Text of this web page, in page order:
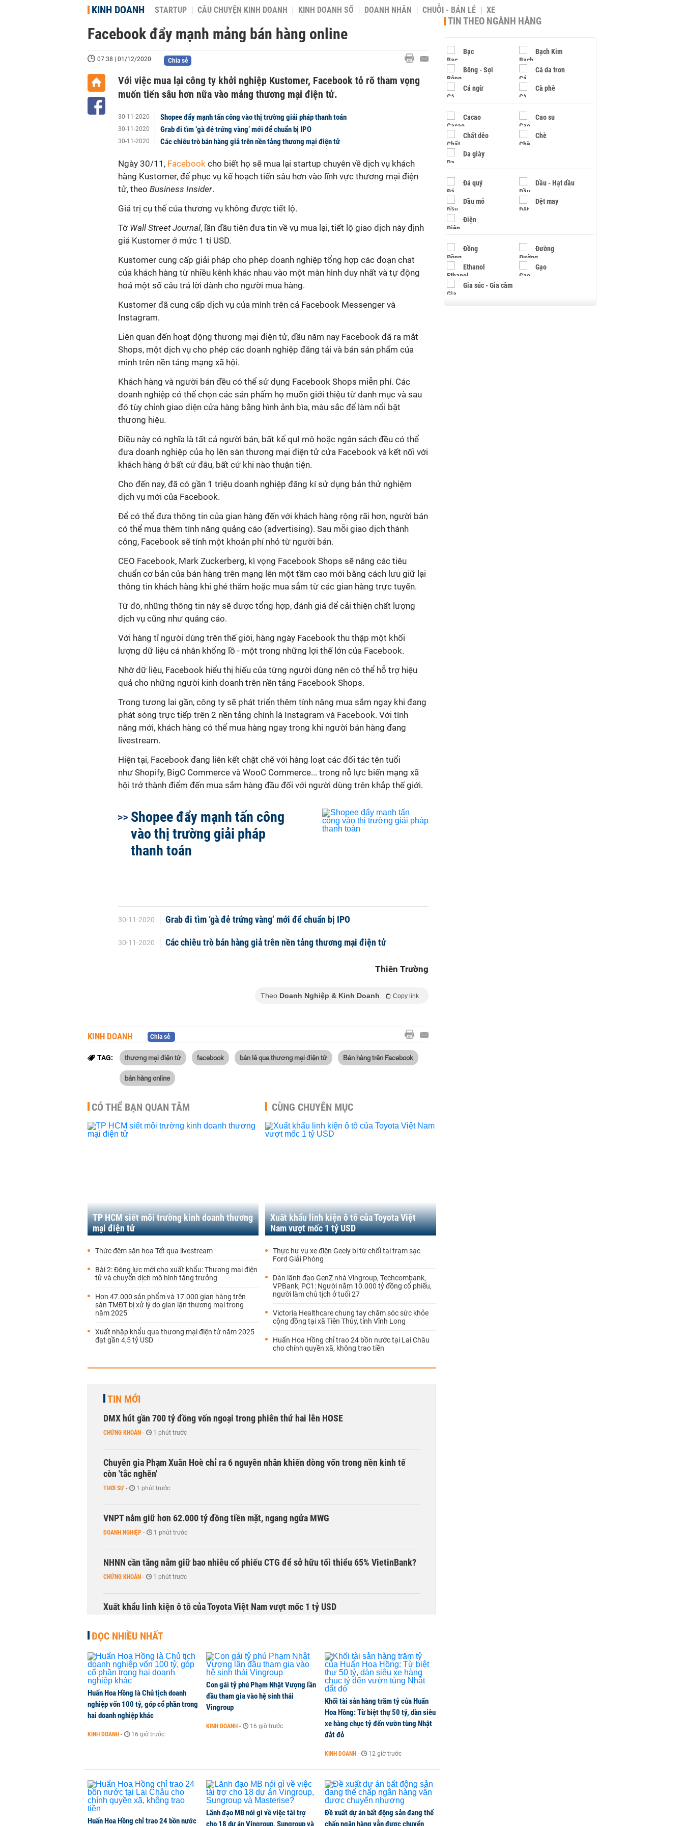
KINH DOANH STARTUP CÂU CHUYỆN KINH DOANH KINH DOANH SỐ DOANH NHÂN CHUỖI - BÁN LẺ XE
Facebook đẩy mạnh mảng bán hàng online
07:38 | 01/12/2020 Chia sẻ
Với việc mua lại công ty khởi nghiệp Kustomer, Facebook tỏ rõ tham vọng
muốn tiến sâu hơn nữa vào mảng thương mại điện tử.
30-11-2020 Shopee đẩy mạnh tấn công vào thị trường giải pháp thanh toán
30-11-2020 Grab đi tìm ‘gà đẻ trứng vàng’ mới để chuẩn bị IPO
30-11-2020 Các chiêu trò bán hàng giả trên nền tảng thương mại điện tử
Ngày 30/11, Facebook cho biết họ sẽ mua lại startup chuyên về dịch vụ khách
hàng Kustomer, để phục vụ kế hoạch tiến sâu hơn vào lĩnh vực thương mại điện
tử, theo Business Insider.
Giá trị cụ thể của thương vụ không được tiết lộ.
Tờ Wall Street Journal, lần đầu tiên đưa tin về vụ mua lại, tiết lộ giao dịch này định
giá Kustomer ở mức 1 tỉ USD.
Kustomer cung cấp giải pháp cho phép doanh nghiệp tổng hợp các đoạn chat
của khách hàng từ nhiều kênh khác nhau vào một màn hình duy nhất và tự động
hoá một số câu trả lời dành cho người mua hàng.
Kustomer đã cung cấp dịch vụ của mình trên cả Facebook Messenger và
Instagram.
Liên quan đến hoạt động thương mại điện tử, đầu năm nay Facebook đã ra mắt
Shops, một dịch vụ cho phép các doanh nghiệp đăng tải và bán sản phẩm của
mình trên nền tảng mạng xã hội.
Khách hàng và người bán đều có thể sử dụng Facebook Shops miễn phí. Các
doanh nghiệp có thể chọn các sản phẩm họ muốn giới thiệu từ danh mục và sau
đó tùy chỉnh giao diện cửa hàng bằng hình ảnh bìa, màu sắc để làm nổi bật
thương hiệu.
Điều này có nghĩa là tất cả người bán, bất kể quI mô hoặc ngân sách đều có thể
đưa doanh nghiệp của họ lên sàn thương mại điện tử cửa Facebook và kết nối với
khách hàng ở bất cứ đâu, bất cứ khi nào thuận tiện.
Cho đến nay, đã có gần 1 triệu doanh nghiệp đăng kí sử dụng bản thử nghiệm
dịch vụ mới của Facebook.
Để có thể đưa thông tin của gian hàng đến với khách hàng rộng rãi hơn, người bán
có thể mua thêm tính năng quảng cáo (advertising). Sau mỗi giao dịch thành
công, Facebook sẽ tính một khoản phí nhỏ từ người bán.
CEO Facebook, Mark Zuckerberg, kì vọng Facebook Shops sẽ nâng các tiêu
chuẩn cơ bản của bán hàng trên mạng lên một tầm cao mới bằng cách lưu giữ lại
thông tin khách hàng khi ghé thăm hoặc mua sắm từ các gian hàng trực tuyến.
Từ đó, những thông tin này sẽ được tổng hợp, đánh giá để cải thiện chất lượng
dịch vụ cũng như quảng cáo.
Với hàng tỉ người dùng trên thế giới, hàng ngày Facebook thu thập một khối
lượng dữ liệu cá nhân khổng lồ - một trong những lợi thế lớn của Facebook.
Nhờ dữ liệu, Facebook hiểu thị hiếu của từng người dùng nên có thể hỗ trợ hiệu
quả cho những người kinh doanh trên nền tảng Facebook Shops.
Trong tương lai gần, công ty sẽ phát triển thêm tính năng mua sắm ngay khi đang
phát sóng trực tiếp trên 2 nền tảng chính là Instagram và Facebook. Với tính
năng mới, khách hàng có thể mua hàng ngay trong khi người bán hàng đang
livestream.
Hiện tại, Facebook đang liên kết chặt chẽ với hàng loạt các đối tác tên tuổi
như Shopify, BigC Commerce và WooC Commerce... trong nỗ lực biến mạng xã
hội trở thành điểm đến mua sắm hàng đầu đối với người dùng trên khắp thế giới.
Shopee đẩy mạnh tấn công
vào thị trường giải pháp
thanh toán
30-11-2020 Grab đi tìm ‘gà đẻ trứng vàng’ mới để chuẩn bị IPO
30-11-2020 Các chiêu trò bán hàng giả trên nền tảng thương mại điện tử
Thiên Trường
Theo Doanh Nghiệp & Kinh Doanh Copy link
KINH DOANH Chia sẻ
TAG: thương mại điện tử facebook bán lẻ qua thương mại điện tử Bán hàng trên Facebook
bán hàng online
CÓ THỂ BẠN QUAN TÂM
TP HCM siết môi trường kinh doanh thương
mại điện tử
Thức đêm săn hoa Tết qua livestream
Bài 2: Động lực mới cho xuất khẩu: Thương mại điện
tử và chuyển dịch mô hình tăng trưởng
Hơn 47.000 sản phẩm và 17.000 gian hàng trên
sàn TMĐT bị xử lý do gian lận thương mại trong
năm 2025
Xuất nhập khẩu qua thương mại điện tử năm 2025
đạt gần 4,5 tỷ USD
CÙNG CHUYÊN MỤC
Xuất khẩu linh kiện ô tô của Toyota Việt
Nam vượt mốc 1 tỷ USD
Thực hư vụ xe điện Geely bị từ chối tại trạm sạc
Ford Giải Phóng
Dàn lãnh đạo GenZ nhà Vingroup, Techcombank,
VPBank, PC1: Người nắm 10.000 tỷ đồng cổ phiếu,
người làm chủ tịch ở tuổi 27
Victoria Healthcare chung tay chăm sóc sức khỏe
cộng đồng tại xã Tiên Thủy, tỉnh Vĩnh Long
Huấn Hoa Hồng chỉ trao 24 bồn nước tại Lai Châu
cho chính quyền xã, không trao tiền
TIN MỚI
DMX hút gần 700 tỷ đồng vốn ngoại trong phiên thứ hai lên HOSE
CHỨNG KHOÁN - 1 phút trước
Chuyên gia Phạm Xuân Hoè chỉ ra 6 nguyên nhân khiến dòng vốn trong nền kinh tế
còn 'tắc nghẽn'
THỜI SỰ - 1 phút trước
VNPT nắm giữ hơn 62.000 tỷ đồng tiền mặt, ngang ngửa MWG
DOANH NGHIỆP - 1 phút trước
NHNN cần tăng nắm giữ bao nhiêu cổ phiếu CTG để sở hữu tối thiểu 65% VietinBank?
CHỨNG KHOÁN - 1 phút trước
Xuất khẩu linh kiện ô tô của Toyota Việt Nam vượt mốc 1 tỷ USD
ĐỌC NHIỀU NHẤT
Huấn Hoa Hồng là Chủ tịch doanh
nghiệp vốn 100 tỷ, góp cổ phần trong
hai doanh nghiệp khác
KINH DOANH - 16 giờ trước
Con gái tỷ phú Phạm Nhật Vượng lần
đầu tham gia vào hệ sinh thái
Vingroup
KINH DOANH - 16 giờ trước
Khối tài sản hàng trăm tỷ của Huấn
Hoa Hồng: Từ biệt thự 50 tỷ, dàn siêu
xe hàng chục tỷ đến vườn tùng Nhật
đắt đỏ
KINH DOANH - 12 giờ trước
Huấn Hoa Hồng chỉ trao 24 bồn nước
Lãnh đạo MB nói gì về việc tài trợ
cho 18 dự án Vingroup, Sungroup và
Đề xuất dự án bất động sản đang thế
chấp ngân hàng vẫn được chuyển
TIN THEO NGÀNH HÀNG
Bạc Bạch Kim
Bông - Sợi Cá da trơn
Cá ngừ Cà phê
Cacao Cao su
Chất dẻo Chè
Da giày
Đá quý Dầu - Hạt dầu
Dầu mỏ Dệt may
Điện
Đồng Đường
Ethanol Gạo
Gia súc - Gia cầm